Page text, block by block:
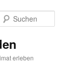
erleben